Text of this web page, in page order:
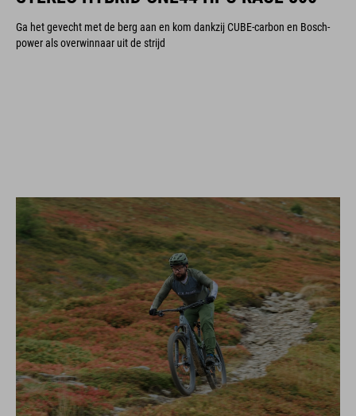
Ga het gevecht met de berg aan en kom dankzij CUBE-carbon en Bosch-
power als overwinnaar uit de strijd